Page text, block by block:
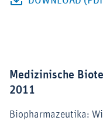
Medizinische
2011
Biopharmazeutika: